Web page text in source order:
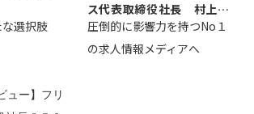
選択肢
ス代表取締役社長 村上太
一 氏
圧倒的に影響力を持つNo１
の求人情報メディアへ